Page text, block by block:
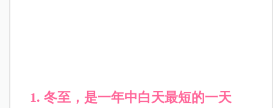
1.冬至，是一年中白天最短的一天